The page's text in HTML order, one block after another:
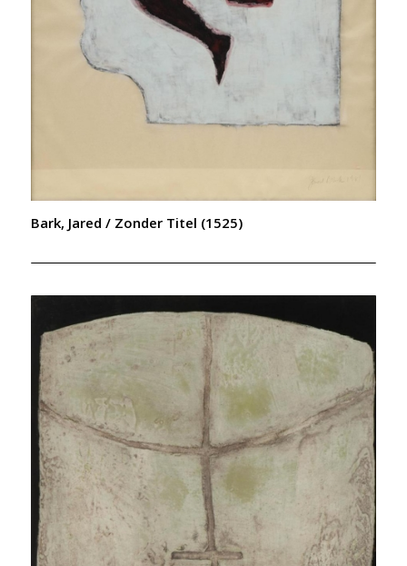
Bark, Jared / Zonder Titel (1525)